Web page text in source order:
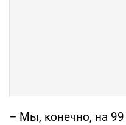
– Мы, конечно, на